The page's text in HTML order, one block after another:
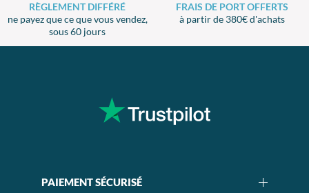
RÈGLEMENT DIFFÉRÉ
ne payez que ce que vous vendez,
sous 60 jours
FRAIS DE PORT OFFERTS
à partir de 380€ d'achats
PAIEMENT SÉCURISÉ